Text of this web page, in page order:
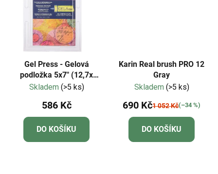
Gel Press - Gelová
podložka 5x7" (12,7x
17,8cm)
Skladem (>5 ks)
586 Kč
DO KOŠÍKU
Karin Real brush PRO 12
Gray
Skladem (>5 ks)
690 Kč1 052 Kč(–34 %)
DO KOŠÍKU